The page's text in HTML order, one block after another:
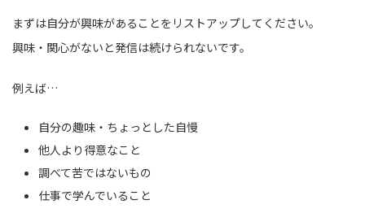
まずは自分が興味があることをリストアップしてください。
興味・関心がないと発信は続けられないです。
例えば…
自分の趣味・ちょっとした自慢
他人より得意なこと
調べて苦ではないもの
仕事で学んでいること